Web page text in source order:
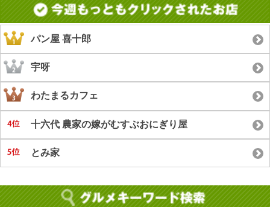
パン屋 喜十郎
宇呀
わたまるカフェ
十六代 農家の嫁がむすぶおにぎり屋
とみ家